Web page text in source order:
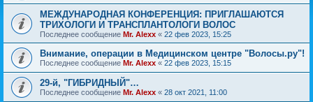
МЕЖДУНАРОДНАЯ КОНФЕРЕНЦИЯ: ПРИГЛАШАЮТСЯ
ТРИХОЛОГИ И ТРАНСПЛАНТОЛОГИ ВОЛОС
Последнее сообщение Mr. Alexx « 22 фев 2023, 15:25
Внимание, операции в Медицинском центре "Волосы.ру"!
Последнее сообщение Mr. Alexx « 22 фев 2023, 15:15
29-й, "ГИБРИДНЫЙ"…
Последнее сообщение Mr. Alexx « 28 окт 2021, 11:00